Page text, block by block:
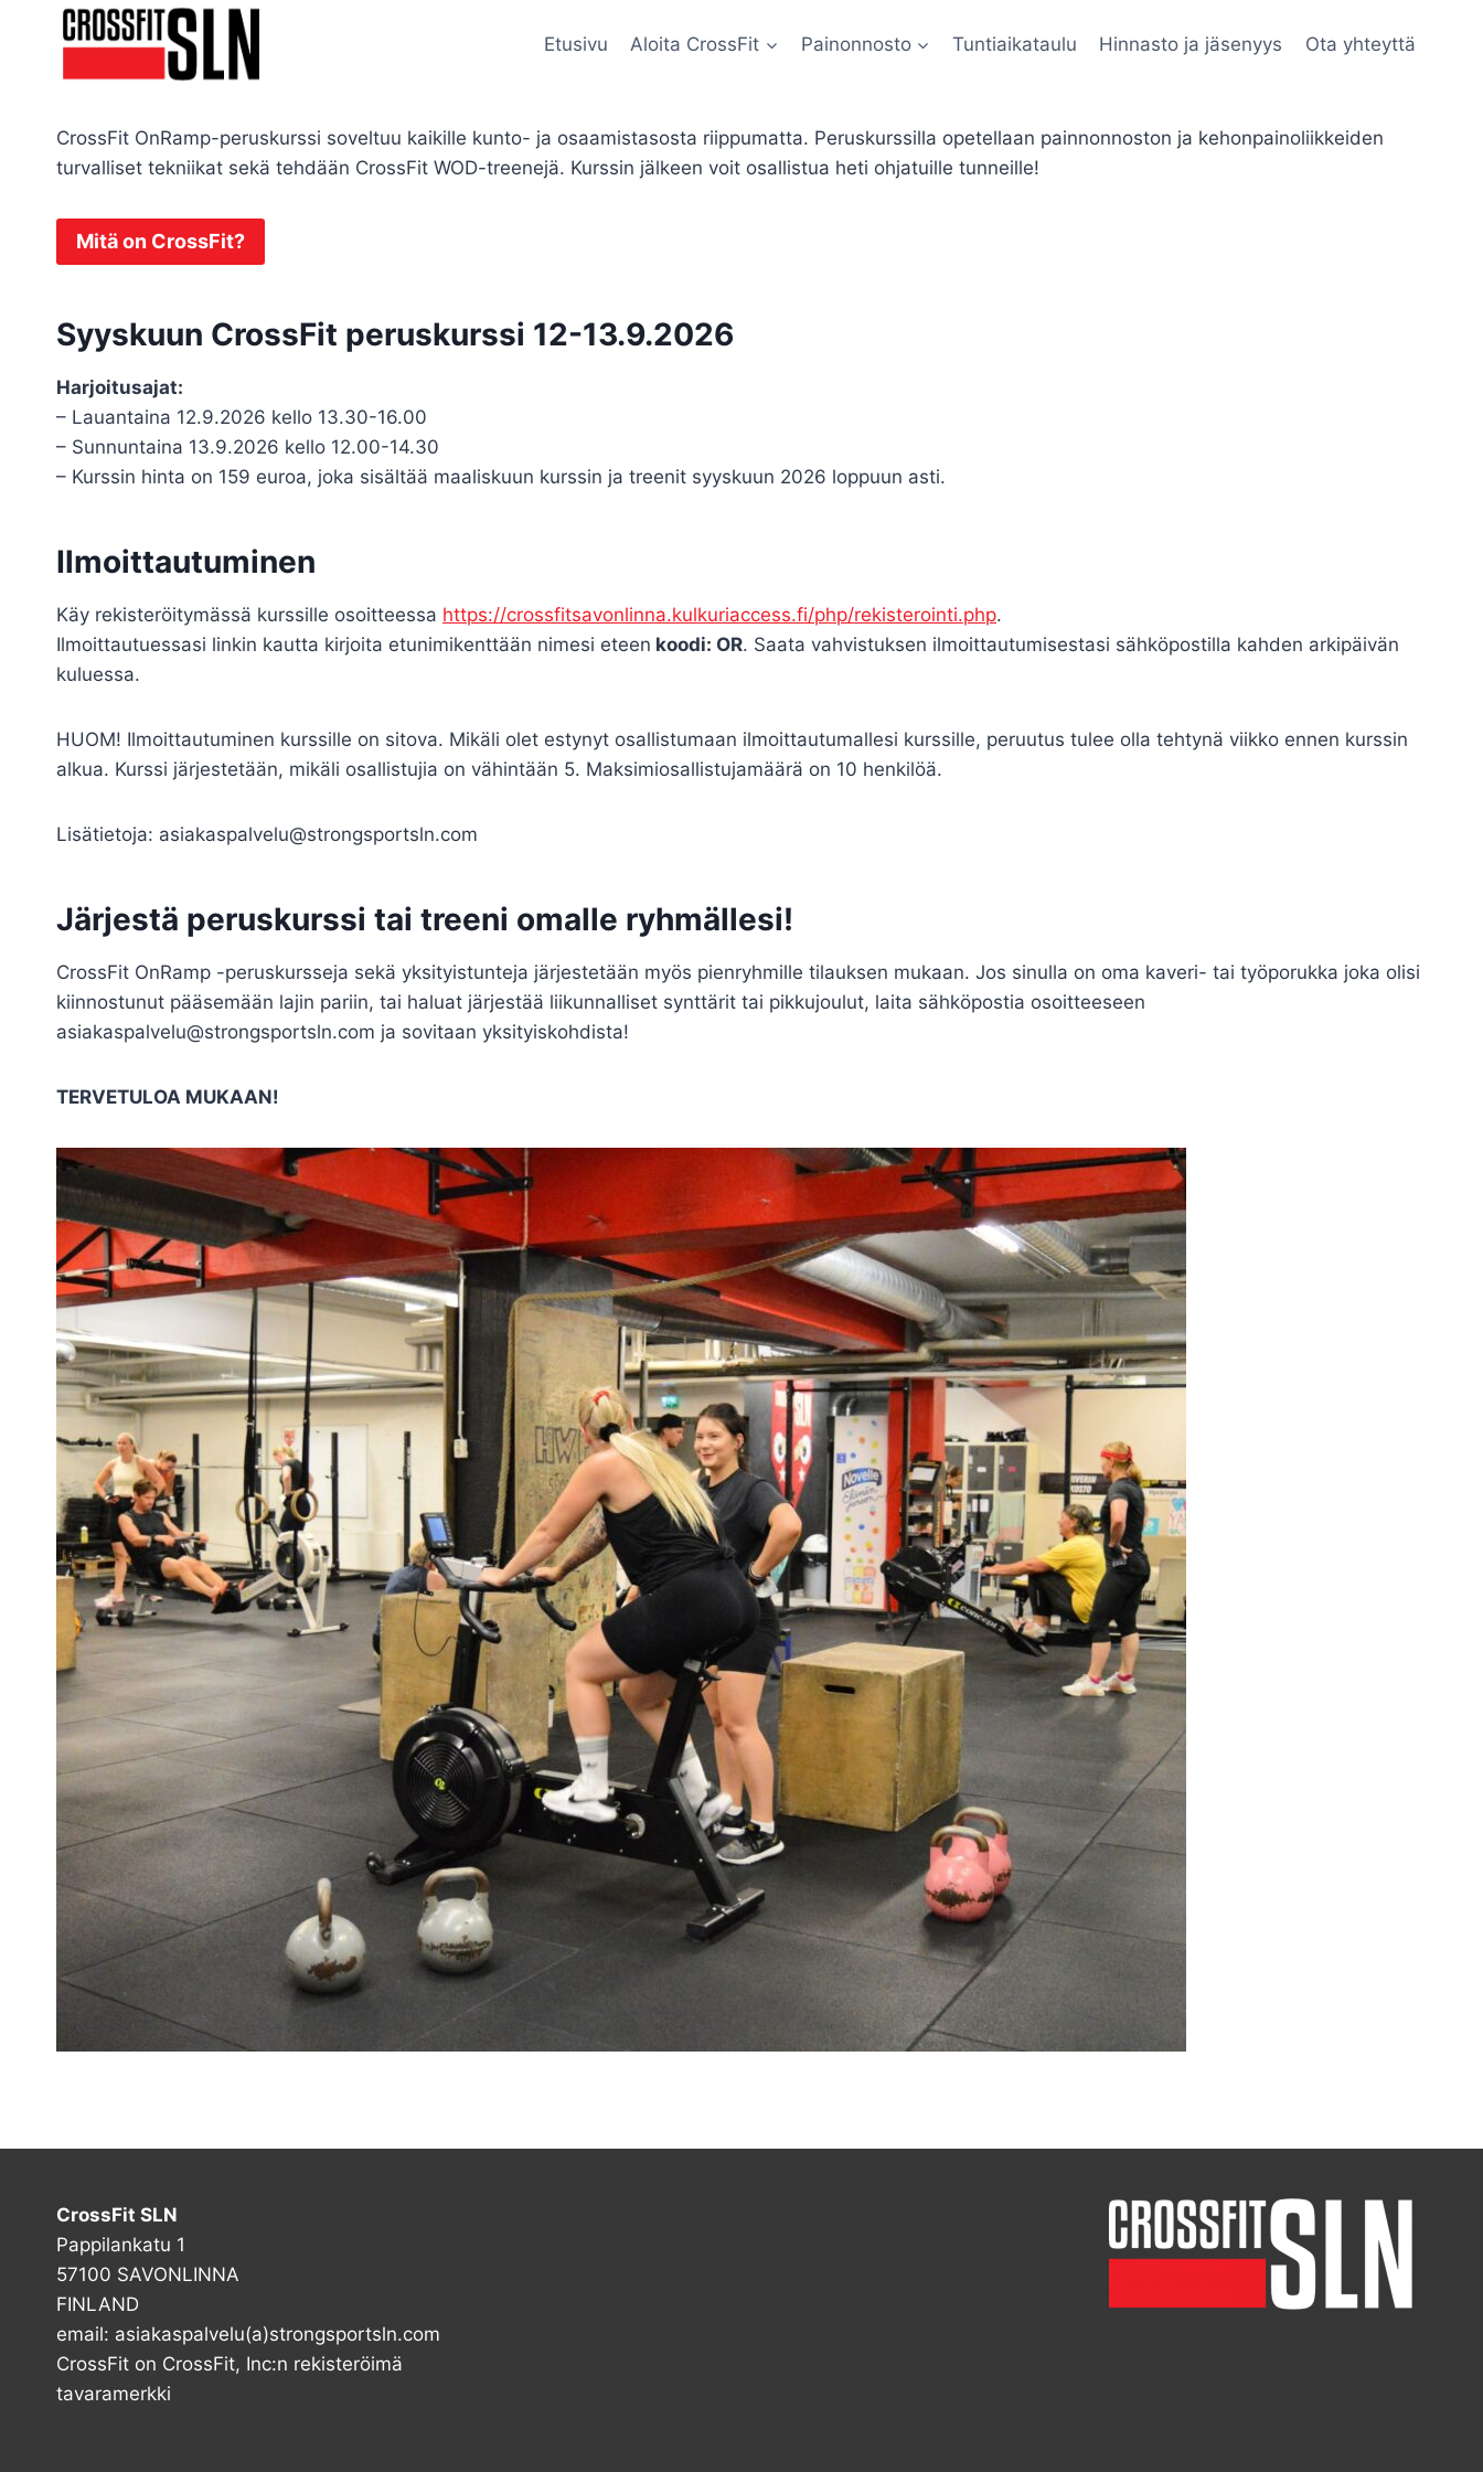
sisältöön
Etusivu Aloita CrossFit Painonnosto Tuntiaikataulu Hinnasto ja jäsenyys Ota yhteyttä
CrossFit OnRamp-peruskurssi soveltuu kaikille kunto- ja osaamistasosta riippumatta. Peruskurssilla opetellaan painnonnoston ja kehonpainoliikkeiden
turvalliset tekniikat sekä tehdään CrossFit WOD-treenejä. Kurssin jälkeen voit osallistua heti ohjatuille tunneille!
Mitä on CrossFit?
Syyskuun CrossFit peruskurssi 12-13.9.2026
Harjoitusajat:
– Lauantaina 12.9.2026 kello 13.30-16.00
– Sunnuntaina 13.9.2026 kello 12.00-14.30
– Kurssin hinta on 159 euroa, joka sisältää maaliskuun kurssin ja treenit syyskuun 2026 loppuun asti.
Ilmoittautuminen
Käy rekisteröitymässä kurssille osoitteessa https://crossfitsavonlinna.kulkuriaccess.fi/php/rekisterointi.php.
Ilmoittautuessasi linkin kautta kirjoita etunimikenttään nimesi eteen koodi: OR. Saata vahvistuksen ilmoittautumisestasi sähköpostilla kahden arkipäivän
kuluessa.
HUOM! Ilmoittautuminen kurssille on sitova. Mikäli olet estynyt osallistumaan ilmoittautumallesi kurssille, peruutus tulee olla tehtynä viikko ennen kurssin
alkua. Kurssi järjestetään, mikäli osallistujia on vähintään 5. Maksimiosallistujamäärä on 10 henkilöä.
Lisätietoja: asiakaspalvelu@strongsportsln.com
Järjestä peruskurssi tai treeni omalle ryhmällesi!
CrossFit OnRamp -peruskursseja sekä yksityistunteja järjestetään myös pienryhmille tilauksen mukaan. Jos sinulla on oma kaveri- tai työporukka joka olisi
kiinnostunut pääsemään lajin pariin, tai haluat järjestää liikunnalliset synttärit tai pikkujoulut, laita sähköpostia osoitteeseen
asiakaspalvelu@strongsportsln.com ja sovitaan yksityiskohdista!
TERVETULOA MUKAAN!
CrossFit SLN
Pappilankatu 1
57100 SAVONLINNA
FINLAND
email: asiakaspalvelu(a)strongsportsln.com
CrossFit on CrossFit, Inc:n rekisteröimä
tavaramerkki